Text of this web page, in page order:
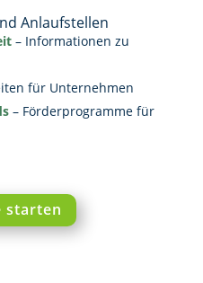
Anlaufstellen
– Informationen zu
für Unternehmen
– Förderprogramme für
starten